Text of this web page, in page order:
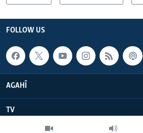
FOLLOW US
AGAHÎ
TV